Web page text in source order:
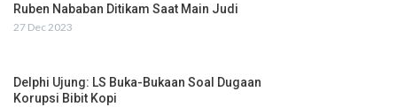
Ruben Nababan Ditikam Saat Main Judi
27 Dec 2023
Delphi Ujung: LS Buka-Bukaan Soal Dugaan
Korupsi Bibit Kopi